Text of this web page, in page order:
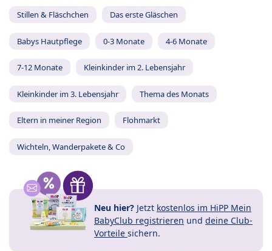
Stillen & Fläschchen Das erste Gläschen
Babys Hautpflege 0-3 Monate 4-6 Monate
7-12 Monate Kleinkinder im 2. Lebensjahr
Kleinkinder im 3. Lebensjahr Thema des Monats
Eltern in meiner Region Flohmarkt
Wichteln, Wanderpakete & Co
Neu hier? Jetzt kostenlos im HiPP Mein
BabyClub registrieren und deine Club-
Vorteile sichern.